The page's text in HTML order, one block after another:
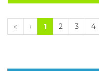
« ‹ 1 2 3 4